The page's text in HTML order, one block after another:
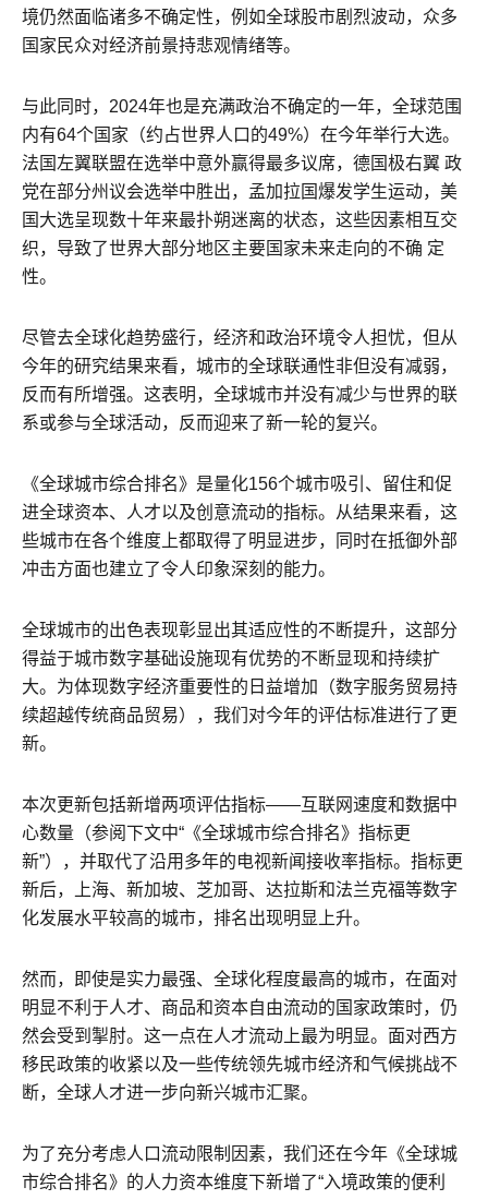
境仍然面临诸多不确定性，例如全球股市剧烈波动，众多
国家民众对经济前景持悲观情绪等。
与此同时，2024年也是充满政治不确定的一年，全球范围
内有64个国家（约占世界人口的49%）在今年举行大选。
法国左翼联盟在选举中意外赢得最多议席，德国极右翼 政
党在部分州议会选举中胜出，孟加拉国爆发学生运动，美
国大选呈现数十年来最扑朔迷离的状态，这些因素相互交
织，导致了世界大部分地区主要国家未来走向的不确 定
性。
尽管去全球化趋势盛行，经济和政治环境令人担忧，但从
今年的研究结果来看，城市的全球联通性非但没有减弱，
反而有所增强。这表明，全球城市并没有减少与世界的联
系或参与全球活动，反而迎来了新一轮的复兴。
《全球城市综合排名》是量化156个城市吸引、留住和促
进全球资本、人才以及创意流动的指标。从结果来看，这
些城市在各个维度上都取得了明显进步，同时在抵御外部
冲击方面也建立了令人印象深刻的能力。
全球城市的出色表现彰显出其适应性的不断提升，这部分
得益于城市数字基础设施现有优势的不断显现和持续扩
大。为体现数字经济重要性的日益增加（数字服务贸易持
续超越传统商品贸易），我们对今年的评估标准进行了更
新。
本次更新包括新增两项评估指标——互联网速度和数据中
心数量（参阅下文中“《全球城市综合排名》指标更
新”），并取代了沿用多年的电视新闻接收率指标。指标更
新后，上海、新加坡、芝加哥、达拉斯和法兰克福等数字
化发展水平较高的城市，排名出现明显上升。
然而，即使是实力最强、全球化程度最高的城市，在面对
明显不利于人才、商品和资本自由流动的国家政策时，仍
然会受到掣肘。这一点在人才流动上最为明显。面对西方
移民政策的收紧以及一些传统领先城市经济和气候挑战不
断，全球人才进一步向新兴城市汇聚。
为了充分考虑人口流动限制因素，我们还在今年《全球城
市综合排名》的人力资本维度下新增了“入境政策的便利